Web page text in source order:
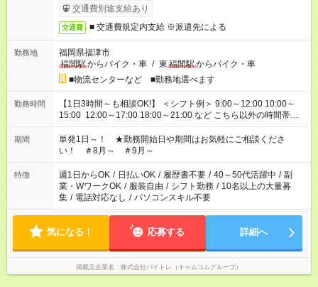
交通費別途支給あり
交通費 ■ 交通費規定内支給 ※派遣先による
勤務地
福岡県福津市
福間駅からバイク・車 / 東 福間駅からバイク・車
■物流センターなど ■勤務地選べます
勤務時間
【1日3時間～も相談OK!】 ＜シフト例＞ 9:00～12:00 10:00～
15:00 12:00～17:00 18:00～21:00 など こちら以外の時間帯も
お気軽にご相談ください！
期間
単発1日～！ ★勤務開始日や期間はお気軽にご相談くださ
い！ ＃8月～ ＃9月～
特徴 週1日からOK / 日払いOK / 履歴書不要 / 40～50代活躍中 / 副
業・WワークOK / 服装自由 / シフト勤務 / 10名以上の大量募
集 / 電話対応なし / パソコンスキル不要
気になる！ 応募する 詳細へ
掲載元企業名 株式会社バイトレ（キャムコムグループ）